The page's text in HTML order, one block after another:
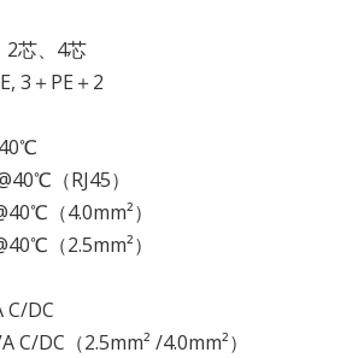
2芯、4芯
3＋PE＋2
（RJ45）
（4.0mm²）
（2.5mm²）
C/DC
C/DC（2.5mm² /4.0mm²）